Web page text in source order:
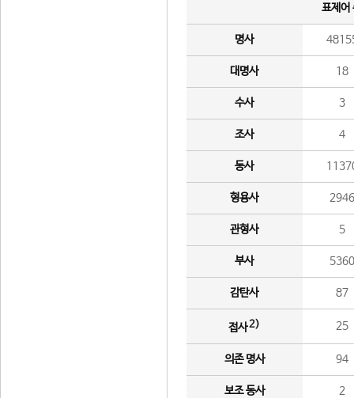
표제어
명사
대명사 18
수사 3
조사 4
동사
형용사 2946
관형사 5
부사 5360
감탄사 87
접사2) 25
의존 명사 94
보조 동사 2